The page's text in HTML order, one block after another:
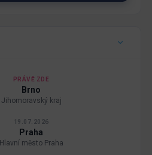
PRÁVĚ ZDE
Brno
Jihomoravský kraj
19.07.2026
Praha
Hlavní město Praha